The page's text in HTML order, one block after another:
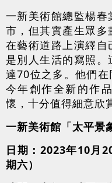
一新美術館總監楊
市，但其實產生眾
在藝術道路上演繹
是別人生活的寫照
達70位之多。他們
今年創作全新的作
懷，十分值得細意欣
一新美術館「太平景
日期： 2023年10月
期六）